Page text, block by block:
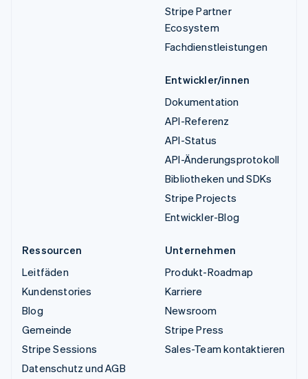
Stripe Partner
Ecosystem
Fachdienstleistungen
Entwickler/innen
Dokumentation
API-Referenz
API-Status
API-Änderungsprotokoll
Bibliotheken und SDKs
Stripe Projects
Entwickler-Blog
Ressourcen
Leitfäden
Kundenstories
Blog
Gemeinde
Stripe Sessions
Datenschutz und AGB
Unternehmen
Produkt-Roadmap
Karriere
Newsroom
Stripe Press
Sales-Team kontaktieren